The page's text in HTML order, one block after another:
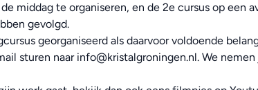
middag te organiseren, en de 2e cursus op een
gevolgd.
georganiseerd als daarvoor voldoende
sturen naar info@kristalgroningen.nl. We